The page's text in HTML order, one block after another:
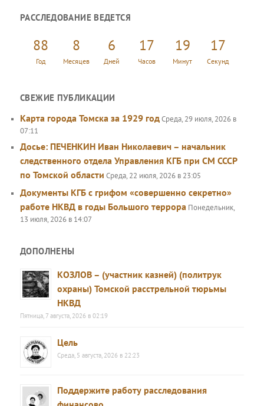
с
РАССЛЕДОВАНИЕ ВЕДЕТСЯ
88
Год
8
Месяцев
6
Дней
17
Часов
19
Минут
17
Секунд
СВЕЖИЕ ПУБЛИКАЦИИ
Карта города Томска за 1929 годСреда, 29 июля, 2026 в
07:11
Досье: ПЕЧЕНКИН Иван Николаевич – начальник
следственного отдела Управления КГБ при СМ СССР
по Томской области Среда, 22 июля, 2026 в 23:05
Документы КГБ с грифом «совершенно секретно»
работе НКВД в годы Большого террора Понедельник,
13 июля, 2026 в 14:07
ДОПОЛНЕНЫ
КОЗЛОВ – (участник казней) (политрук
охраны) Томской расстрельной тюрьмы
НКВД
Пятница, 7 августа, 2026 в 02:19
Цель
Среда, 5 августа, 2026 в 22:23
Поддержите работу расследования